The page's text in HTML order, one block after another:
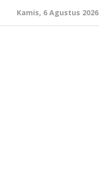
Kamis, 6 Agustus 2026